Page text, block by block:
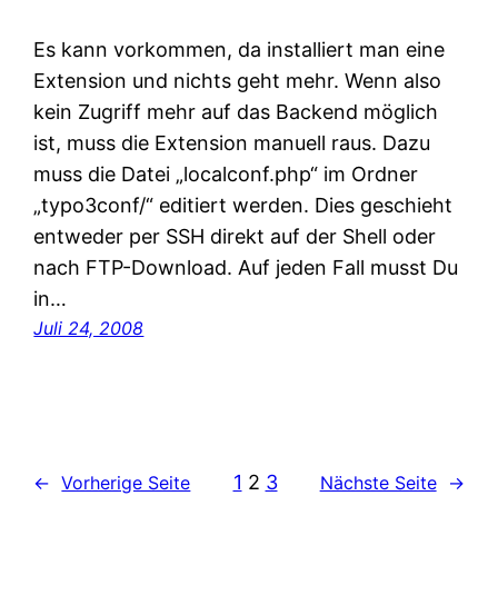
Es kann vorkommen, da installiert man eine
Extension und nichts geht mehr. Wenn also
kein Zugriff mehr auf das Backend möglich
ist, muss die Extension manuell raus. Dazu
muss die Datei „localconf.php“ im Ordner
„typo3conf/“ editiert werden. Dies geschieht
entweder per SSH direkt auf der Shell oder
nach FTP-Download. Auf jeden Fall musst Du
in…
Juli 24, 2008
← Vorherige Seite 1 2 3 Nächste Seite →